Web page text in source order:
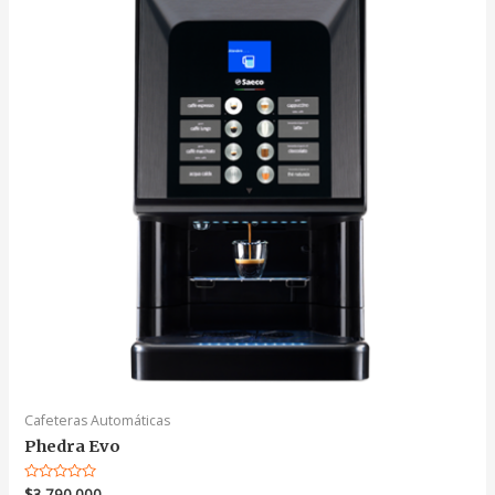
Cafeteras Automáticas
Phedra Evo
Valorado